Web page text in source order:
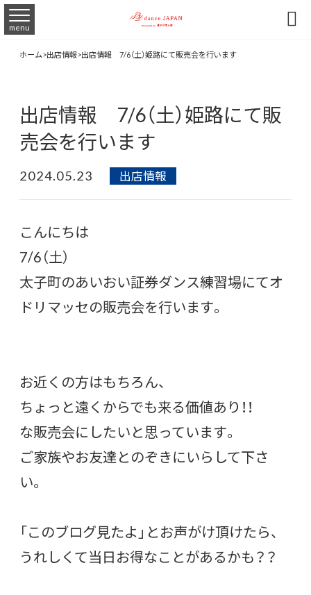
menu 
ホーム>出店情報>出店情報 7/6（土）姫路にて販売会を行います
出店情報 7/6（土）姫路にて販
売会を行います
2024.05.23 出店情報
こんにちは
7/6（土）
太子町のあいおい証券ダンス練習場にてオ
ドリマッセの販売会を行います。
お近くの方はもちろん、
ちょっと遠くからでも来る価値あり！！
な販売会にしたいと思っています。
ご家族やお友達とのぞきにいらして下さ
い。
「このブログ見たよ」とお声がけ頂けたら、
うれしくて当日お得なことがあるかも？？